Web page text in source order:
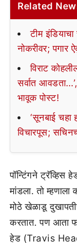
Related
टीम
नोकरीवर; पगार
विराट
सर्वात आवडता…’,
भावूक पोस्ट!
‘सूनबाई चहा
विचारपूस;
पॉन्टिंगने ट्रॅव्हिस
मांडला. तो
मोठे खेळाडू
करतात. पण आता
हेड (Travis